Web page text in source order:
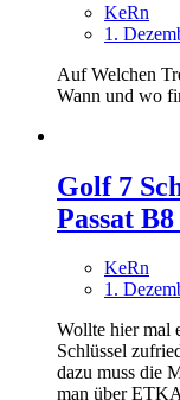
KeRn
1.
Auf Welchen
Wann und wo
Golf 7
Passat
KeRn
1.
Wollte hier mal
Schlüssel
dazu muss die
man über